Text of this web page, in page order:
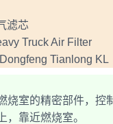
滤芯
Truck Air Filter
Tianlong KL
的精密部件，控制
靠近燃烧室。